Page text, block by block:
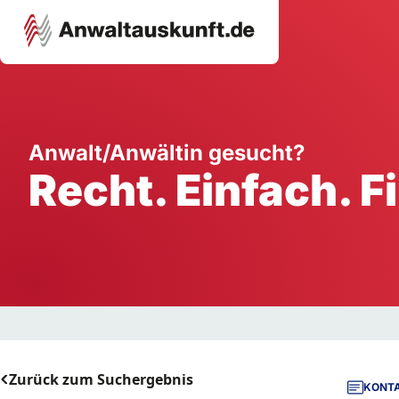
Ausbildung
Handwerk
Dienstleistung
Anwalt/Anwältin gesucht?
Recht. Einfach.
Zurück zum Suchergebnis